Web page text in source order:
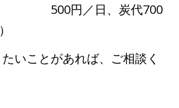
／日、炭代700
いことがあれば、ご相談く